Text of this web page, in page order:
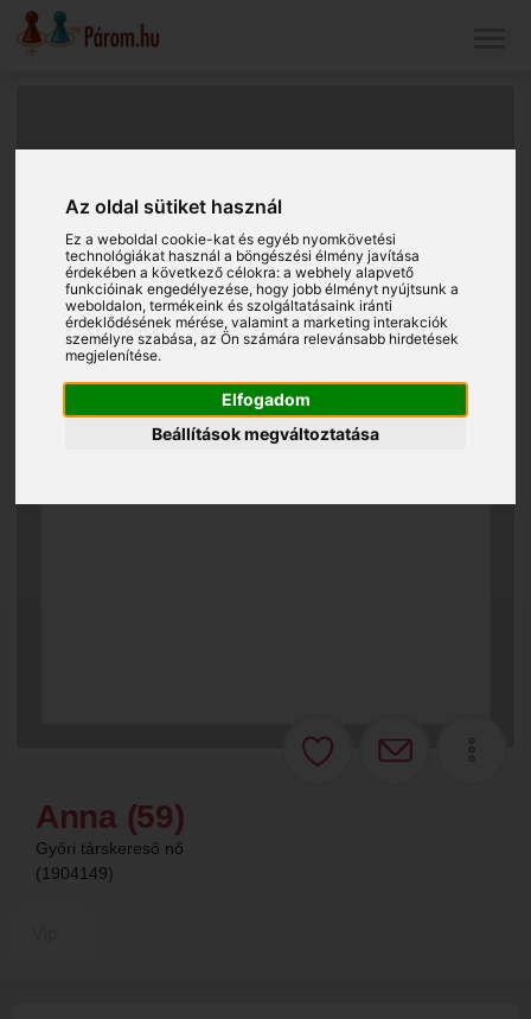
Az oldal sütiket használ
Ez a weboldal cookie-kat és egyéb nyomkövetési
technológiákat használ a böngészési élmény javítása
érdekében a következő célokra:a webhely alapvető
funkcióinak engedélyezése, hogy jobb élményt nyújtsunk a
weboldalon,termékeink és szolgáltatásaink iránti
érdeklődésének mérése, valamint a marketing interakciók
személyre szabása,az Ön számára relevánsabb hirdetések
megjelenítése.
Elfogadom
Beállítások megváltoztatása
Anna (59)
Győri társkereső nő
(1904149)